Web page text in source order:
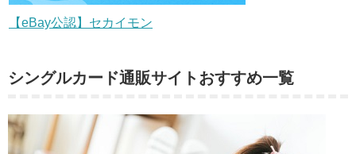
【eBay公認】セカイモン
シングルカード通販サイトおすすめ一覧